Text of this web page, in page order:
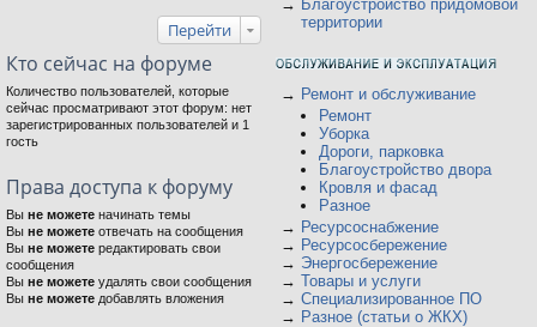
Перейти
Кто сейчас на форуме
Количество пользователей, которые
сейчас просматривают этот форум: нет
зарегистрированных пользователей и 1
гость
Права доступа к форуму
Вы не можете начинать темы
Вы не можете отвечать на сообщения
Вы не можете редактировать свои
сообщения
Вы не можете удалять свои сообщения
Вы не можете добавлять вложения
→ Благоустройство придомовой
территории
→ Ремонт и обслуживание
Ремонт
Уборка
Дороги, парковка
Благоустройство двора
Кровля и фасад
Разное
→ Ресурсоснабжение
→ Ресурсосбережение
→ Энергосбережение
→ Товары и услуги
→ Специализированное ПО
→ Разное (статьи о ЖКХ)